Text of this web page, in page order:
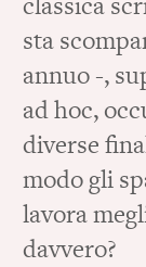
sta
annuo -,
ad hoc,
diverse
modo gli
lavora
davvero?